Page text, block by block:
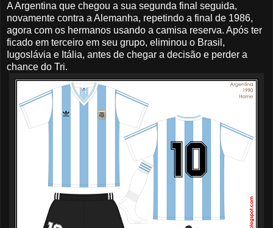
A Argentina que chegou a sua segunda final seguida,
novamente contra a Alemanha, repetindo a final de 1986,
agora com os hermanos usando a camisa reserva. Após ter
ficado em terceiro em seu grupo, eliminou o Brasil,
Iugoslávia e Itália, antes de chegar a decisão e perder a
chance do Tri.